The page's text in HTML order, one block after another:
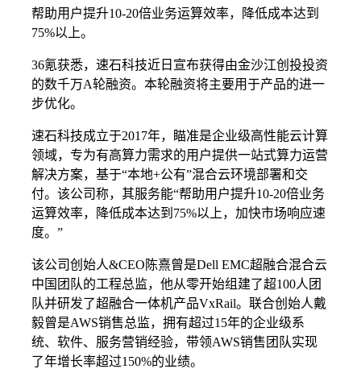
帮助用户提升10-20倍业务运算效率，降低成本达到
75%以上。
36氪获悉，速石科技近日宣布获得由金沙江创投投资
的数千万A轮融资。本轮融资将主要用于产品的进一
步优化。
速石科技成立于2017年，瞄准是企业级高性能云计算
领域，专为有高算力需求的用户提供一站式算力运营
解决方案，基于“本地+公有”混合云环境部署和交
付。该公司称，其服务能“帮助用户提升10-20倍业务
运算效率，降低成本达到75%以上，加快市场响应速
度。”
该公司创始人&CEO陈熹曾是Dell EMC超融合混合云
中国团队的工程总监，他从零开始组建了超100人团
队并研发了超融合一体机产品VxRail。联合创始人戴
毅曾是AWS销售总监，拥有超过15年的企业级系
统、软件、服务营销经验，带领AWS销售团队实现
了年增长率超过150%的业绩。